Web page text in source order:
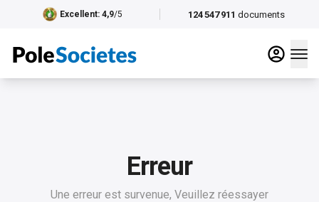
124 547 911 documents
Excellent: 4,9/5
Erreur
Une erreur est survenue, Veuillez réessayer